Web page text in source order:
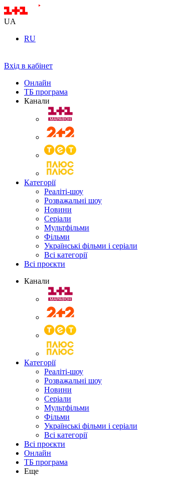
UA
RU
Вхід в кабінет
Онлайн
ТБ програма
Канали
Категорії
Реаліті-шоу
Розважальні шоу
Новини
Серіали
Мультфільми
Фільми
Українські фільми і серіали
Всі категорії
Всі проєкти
Канали
Категорії
Реаліті-шоу
Розважальні шоу
Новини
Серіали
Мультфільми
Фільми
Українські фільми і серіали
Всі категорії
Всі проєкти
Онлайн
ТБ програма
Еще